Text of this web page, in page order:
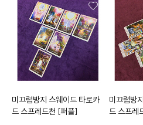
미끄럼방지 스웨이드 타로카
드 스프레드천 [퍼플]
미끄럼방
드 스프레